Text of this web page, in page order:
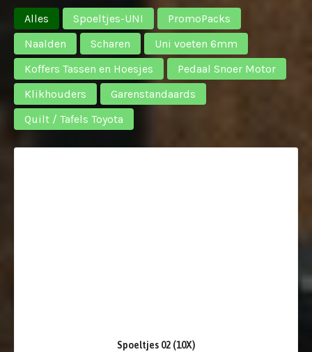
Alles Spoeltjes-UNI
PromoPacks
Naalden
Scharen
Uni voeten 6mm
Koffers Tassen en Hoesjes
Pedaal Snoer Motor
Klikhouders
Garenstandaards
Quilt / Tafels Toyota
Spoeltjes 02 (10X)